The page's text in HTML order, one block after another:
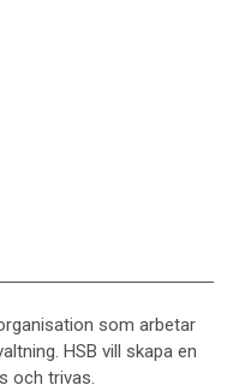
som arbetar
HSB vill skapa en
och trivas.